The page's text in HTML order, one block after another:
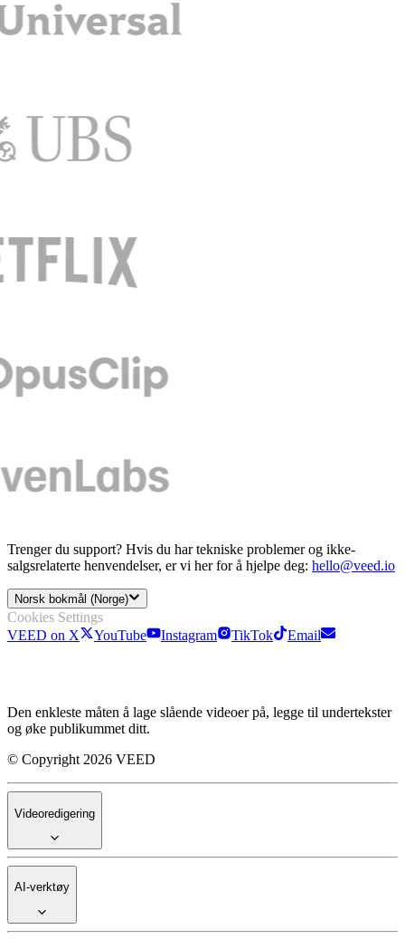
Trenger du support? Hvis du har tekniske problemer og ikke-
salgsrelaterte henvendelser, er vi her for å hjelpe deg: hello@veed.io
Norsk bokmål (Norge)
Cookies Settings
VEED on X
YouTube Instagram TikTok Email
Den enkleste måten å lage slående videoer på, legge til undertekster
og øke publikummet ditt.
© Copyright 2026 VEED
Videoredigering
AI-verktøy